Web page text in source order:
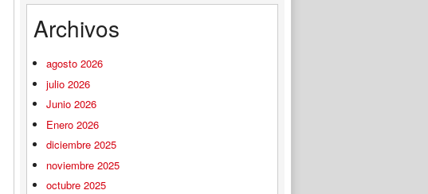
Archivos
agosto 2026
julio 2026
Junio 2026
Enero 2026
diciembre 2025
noviembre 2025
octubre 2025